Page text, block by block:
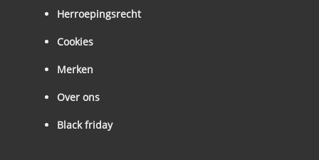
Herroepingsrecht
Cookies
Merken
Over ons
Black friday